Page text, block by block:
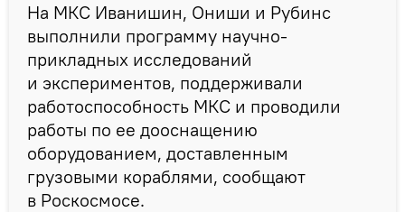
На МКС Иванишин, Ониши и Рубинс
выполнили программу научно-
прикладных исследований
и экспериментов, поддерживали
работоспособность МКС и проводили
работы по ее дооснащению
оборудованием, доставленным
грузовыми кораблями, сообщают
в Роскосмосе.